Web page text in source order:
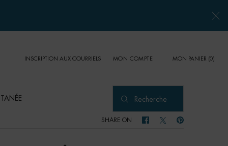
INSCRIPTION AUX COURRIELS MON COMPTE MON PANIER 0
0 PRODUCT IN CART
Recherche
SHARE ON SHARE ON FACEBOOK
SHARE ON TWITTER
SHARE ON